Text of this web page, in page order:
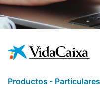
Productos - Particulares